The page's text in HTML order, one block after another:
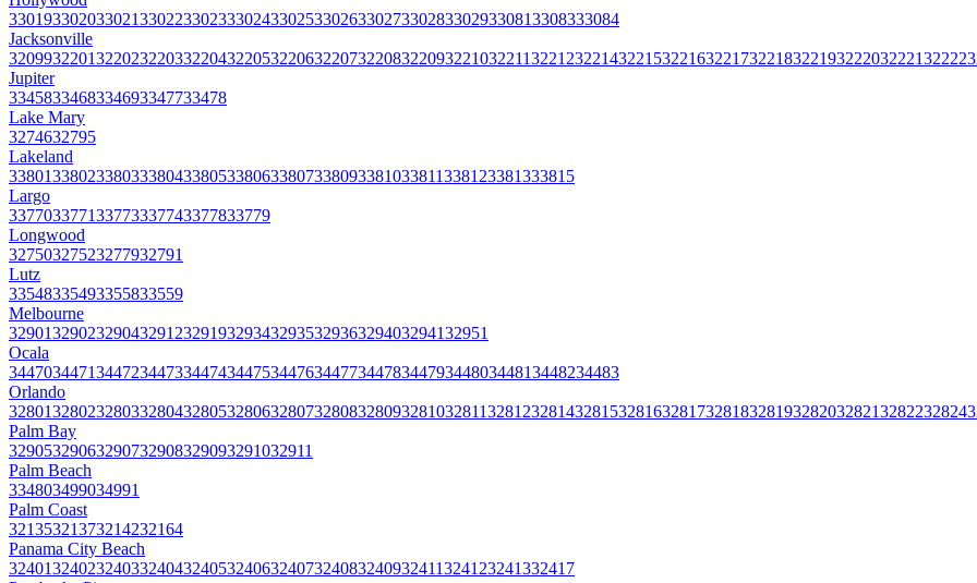
3301933020330213302233023330243302533026330273302833029330813308333084
Jacksonville
32099322013220232203322043220532206322073220832209322103221132212322143221532216322173221832219322203222132222
Jupiter
3345833468334693347733478
Lake Mary
3274632795
Lakeland
33801338023380333804338053380633807338093381033811338123381333815
Largo
337703377133773337743377833779
Longwood
32750327523277932791
Lutz
33548335493355833559
Melbourne
3290132902329043291232919329343293532936329403294132951
Ocala
3447034471344723447334474344753447634477344783447934480344813448234483
Orlando
32801328023280332804328053280632807328083280932810328113281232814328153281632817328183281932820328213282232824
Palm Bay
32905329063290732908329093291032911
Palm Beach
334803499034991
Palm Coast
32135321373214232164
Panama City Beach
32401324023240332404324053240632407324083240932411324123241332417